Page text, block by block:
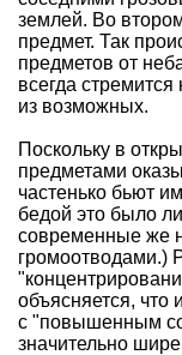
землей. Во
предмет. Так
предметов от
всегда
из возможных.
Поскольку в
предметами
частенько бьют
бедой это было
современные же
громоотводами.)
объясняется, что
с "повышенным
значительно